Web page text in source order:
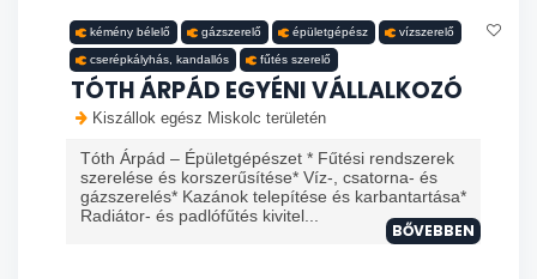
kémény bélelő gázszerelő épületgépész vízszerelő
cserépkályhás, kandallós fűtés szerelő
TÓTH ÁRPÁD EGYÉNI VÁLLALKOZÓ
Kiszállok egész Miskolc területén
Tóth Árpád – Épületgépészet * Fűtési rendszerek
szerelése és korszerűsítése* Víz-, csatorna- és
gázszerelés* Kazánok telepítése és karbantartása*
Radiátor- és padlófűtés kivitel...
BŐVEBBEN